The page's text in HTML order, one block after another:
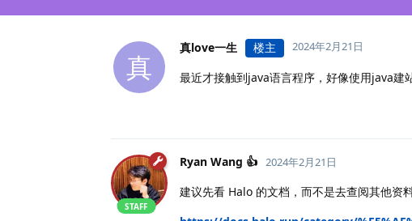
真
真love一生 楼主 2024年2月21日
最近才接触到java语言程序，好像使用java建
Ryan Wang 👍
STAFF
2024年2月21日
建议先看 Halo 的文档，而不是去查阅其他资料